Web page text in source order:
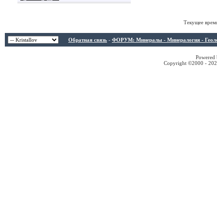
Текущее
Обратная связь - ФОРУМ: Минералы - Минералогия -
Copyright ©2000 -